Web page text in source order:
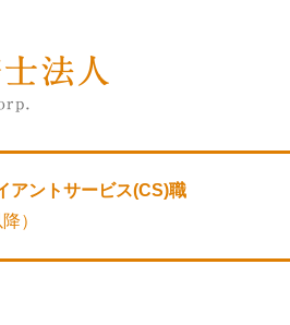
アントサービス(CS)職
）